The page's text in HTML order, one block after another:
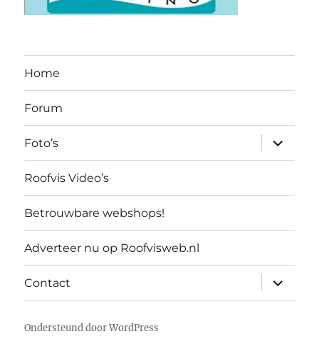
Home
Forum
Foto’s
Roofvis Video’s
Betrouwbare webshops!
Adverteer nu op Roofvisweb.nl
Contact
Ondersteund door WordPress